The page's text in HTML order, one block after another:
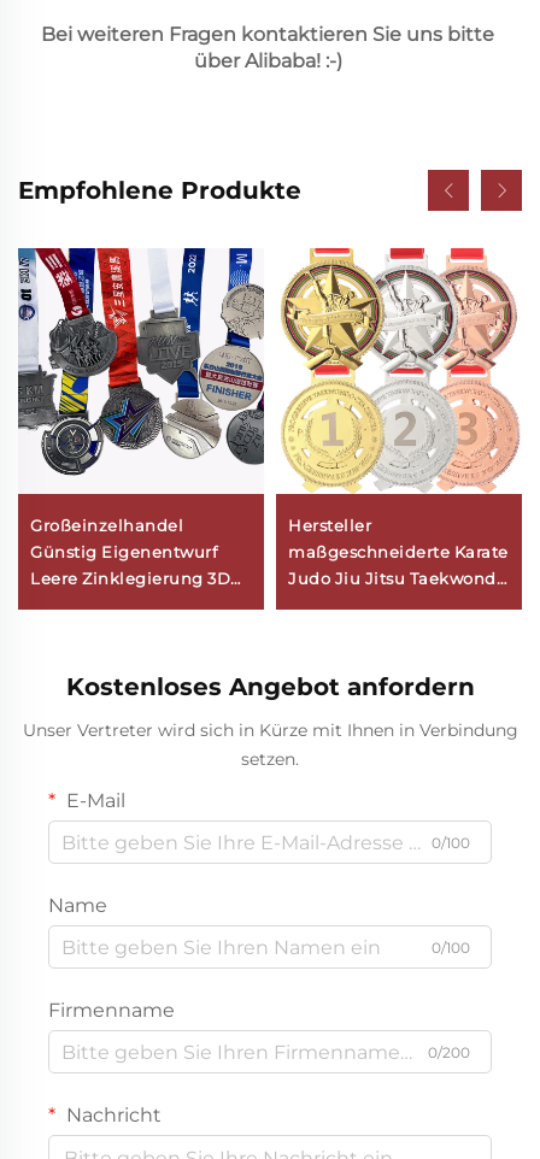
Bei weiteren Fragen kontaktieren Sie uns bitte
über Alibaba! :-)
Empfohlene Produkte
Großeinzelhandel
Günstig Eigenentwurf
Leere Zinklegierung 3D
Metall-Sportmedaille
Hersteller
maßgeschneiderte Karate
Judo Jiu Jitsu Taekwondo
Kostenloses Angebot anfordern
Unser Vertreter wird sich in Kürze mit Ihnen in Verbindung
setzen.
E-Mail
0/100
Name
0/100
Firmenname
0/200
Nachricht